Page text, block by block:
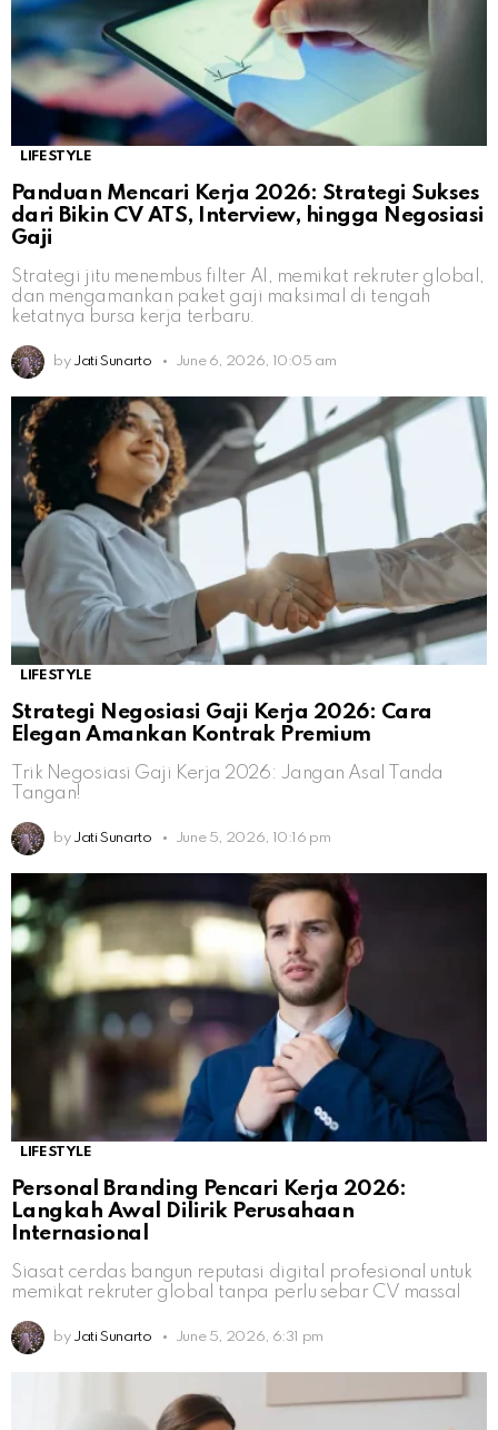
LIFESTYLE
Panduan Mencari Kerja 2026: Strategi Sukses
dari Bikin CV ATS, Interview, hingga Negosiasi
Gaji
Strategi jitu menembus filter AI, memikat rekruter global,
dan mengamankan paket gaji maksimal di tengah
ketatnya bursa kerja terbaru.
by Jati Sunarto June 6, 2026, 10:05 am
LIFESTYLE
Strategi Negosiasi Gaji Kerja 2026: Cara
Elegan Amankan Kontrak Premium
Trik Negosiasi Gaji Kerja 2026: Jangan Asal Tanda
Tangan!
by Jati Sunarto June 5, 2026, 10:16 pm
LIFESTYLE
Personal Branding Pencari Kerja 2026:
Langkah Awal Dilirik Perusahaan
Internasional
Siasat cerdas bangun reputasi digital profesional untuk
memikat rekruter global tanpa perlu sebar CV massal
by Jati Sunarto June 5, 2026, 6:31 pm